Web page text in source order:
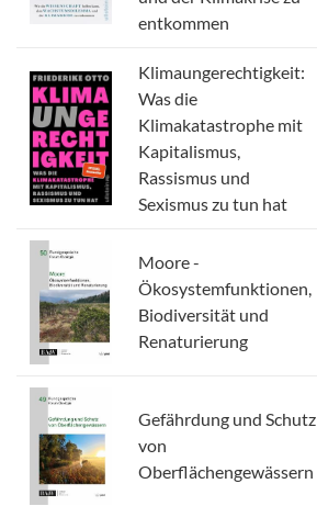
entkommen
Klimaungerechtigkeit:
Was die
Klimakatastrophe mit
Kapitalismus,
Rassismus und
Sexismus zu tun hat
Moore -
Ökosystemfunktionen,
Bio­diversität und
Renaturierung
Gefährdung und Schutz
von
Oberflächengewässern